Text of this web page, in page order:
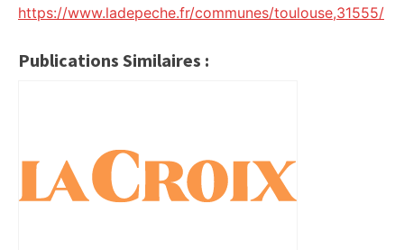
https://www.ladepeche.fr/communes/toulouse,31555/
Publications Similaires :